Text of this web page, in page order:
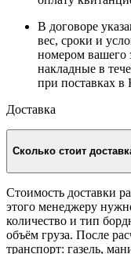
В договоре
вес, сроки и
номером вашего
накладные в
при поставках в
Доставка
Сколько стоит
Стоимость доставки
этого менеджеру
количество и тип
объём груза. После
транспорт: газель,